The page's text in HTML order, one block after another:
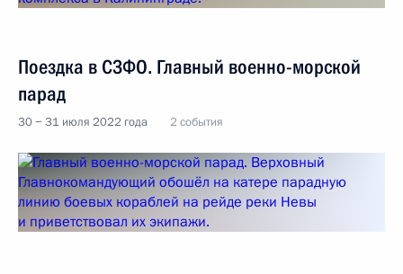
Поездка в СЗФО. Главный военно-морской
парад
30 − 31 июля 2022 года 2 события